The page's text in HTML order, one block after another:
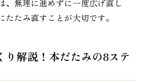
、無理に進めずに一度広げ直し
たたみ直すことが大切です。
り解説！本だたみの8ステ